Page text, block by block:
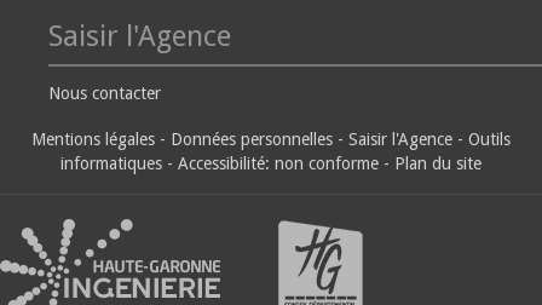
Saisir l'Agence
Nous contacter
Mentions légales - Données personnelles - Saisir l'Agence - Outils
informatiques - Accessibilité: non conforme - Plan du site